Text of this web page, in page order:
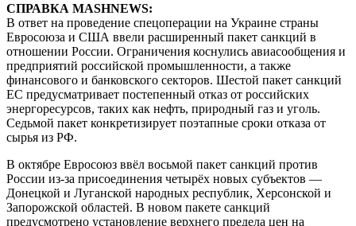
СПРАВКА MASHNEWS:
В ответ на проведение спецоперации на Украине страны
Евросоюза и США ввели расширенный пакет санкций в
отношении России. Ограничения коснулись авиасообщения и
предприятий российской промышленности, а также
финансового и банковского секторов. Шестой пакет санкций
ЕС предусматривает постепенный отказ от российских
энергоресурсов, таких как нефть, природный газ и уголь.
Седьмой пакет конкретизирует поэтапные сроки отказа от
сырья из РФ.
В октябре Евросоюз ввёл восьмой пакет санкций против
России из-за присоединения четырёх новых субъектов —
Донецкой и Луганской народных республик, Херсонской и
Запорожской областей. В новом пакете санкций
предусмотрено установление верхнего предела цен на